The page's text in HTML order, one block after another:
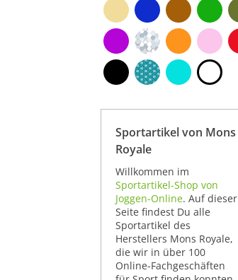
Sportartikel von Mons
Royale
Willkommen im
Sportartikel-Shop von
Joggen-Online. Auf dieser
Seite findest Du alle
Sportartikel des
Herstellers Mons Royale,
die wir in über 100
Online-Fachgeschäften